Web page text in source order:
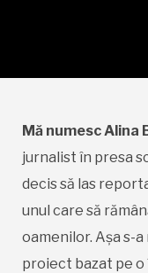
Mă numesc Alina
jurnalist în presa
decis să las
unul care să
oamenilor. Așa s-
proiect bazat pe